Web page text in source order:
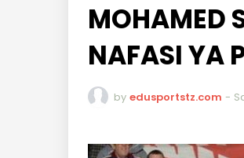
MOHAMED
NAFASI YA
by edusportstz.com -